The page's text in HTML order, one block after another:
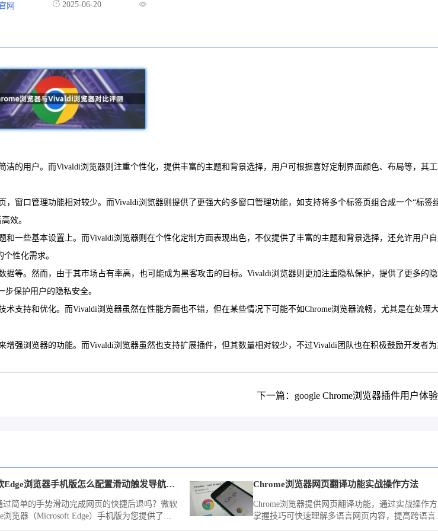
网 2025-06-20
的用户。而Vivaldi浏览器则注重个性化，提供丰富的主题和背景选择，用户可根据喜好定制界面颜色、布局等，其
窗口管理功能相对较少。而Vivaldi浏览器则提供了更强大的多窗口管理功能，如支持将多个标签页组合成一个“标签
效。
一些基本设置上。而Vivaldi浏览器则在个性化定制方面表现出色，不仅提供了丰富的主题和背景选择，还允许用户
性化需求。
等。然而，由于其市场占有率高，也可能成为黑客攻击的目标。Vivaldi浏览器则更加注重隐私保护，提供了更多的
保护用户的隐私安全。
术支持和优化。而Vivaldi浏览器虽然在性能方面也不错，但在某些情况下可能不如Chrome浏览器流畅，尤其是在处理
强浏览器的功能。而Vivaldi浏览器虽然也支持扩展插件，但其数量相对较少，不过Vivaldi团队也在积极鼓励开发者
下一篇：google Chrome浏览器插件用户体
微软Edge浏览器手机版怎么配置滑动触发导航控制
过简单的手势滑动完成网页的快捷后退吗？微软
浏览器（Microsoft Edge）手机版为您提供了完
Chrome浏览器网页翻译功能实战操作方法
Chrome浏览器提供网页翻译功能，通过实战操作
掌握技巧可快速理解多语言网页内容，提高跨语言